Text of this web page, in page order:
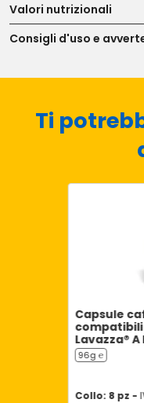
Valori nutrizionali
Consigli d'uso e
Ti
Capsule
Lavazza® A
96g ℮
Collo: 8 pz -